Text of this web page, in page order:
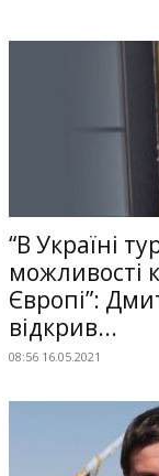
“В Україні
можливості
Європі”:
відкрив...
08:56 16.05.2021